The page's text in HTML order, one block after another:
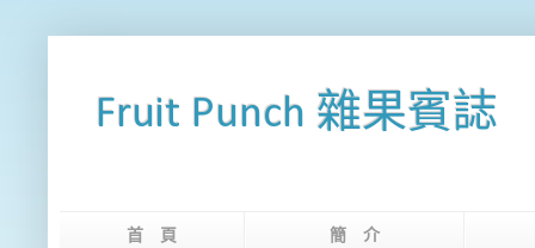
Fruit Punch 雜果賓誌
首 頁 簡 介